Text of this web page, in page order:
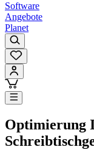
Software
Angebote
Planet
Optimierung